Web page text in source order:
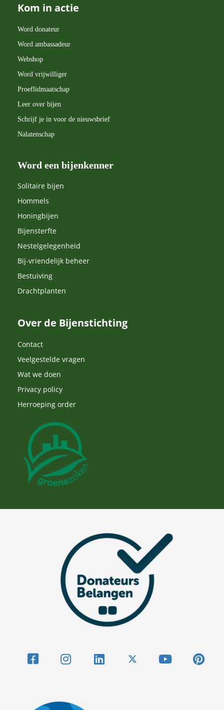
Kom in actie
Word donateur
Word ambassadeur
Webshop
Word vrijwilliger
Proeflidmaatschap
Leer over bijen
Schrijf je in voor de nieuwsbrief
Nalatenschap
Word een bijenkenner
Solitaire bijen
Hommels
Honingbijen
Bijensterfte
Nestelgelegenheid
Bij-vriendelijk beheer
Bestuiving
Drachtplanten
Over de Bijenstichting
Contact
Veelgestelde vragen
Wat we doen
Privacy policy
Herroeping order